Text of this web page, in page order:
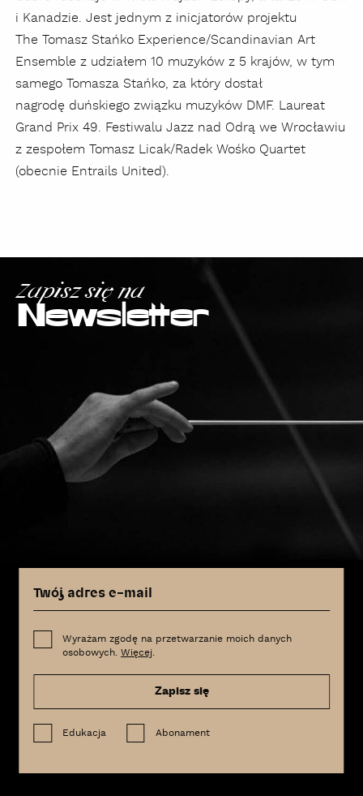
i Kanadzie. Jest jednym z inicjatorów projektu
The Tomasz Stańko Experience/Scandinavian Art
Ensemble z udziałem 10 muzyków z 5 krajów, w tym
samego Tomasza Stańko, za który dostał
nagrodę duńskiego związku muzyków DMF. Laureat
Grand Prix 49. Festiwalu Jazz nad Odrą we Wrocławiu
z zespołem Tomasz Licak/Radek Wośko Quartet
(obecnie Entrails United).
Zapisz się na
Newsletter
Wyrażam zgodę na przetwarzanie moich danych
osobowych.Więcej.
Zapisz się
Edukacja Abonament